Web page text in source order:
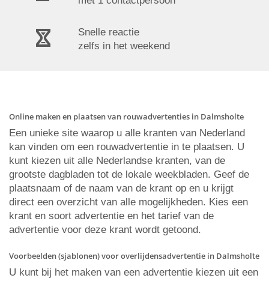
Snelle reactie
zelfs in het weekend
Online maken en plaatsen van rouwadvertenties in Dalmsholte
Een unieke site waarop u alle kranten van Nederland
kan vinden om een rouwadvertentie in te plaatsen. U
kunt kiezen uit alle Nederlandse kranten, van de
grootste dagbladen tot de lokale weekbladen. Geef de
plaatsnaam of de naam van de krant op en u krijgt
direct een overzicht van alle mogelijkheden. Kies een
krant en soort advertentie en het tarief van de
advertentie voor deze krant wordt getoond.
Voorbeelden (sjablonen) voor overlijdensadvertentie in Dalmsholte
U kunt bij het maken van een advertentie kiezen uit een